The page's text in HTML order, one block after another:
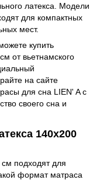
латекса. Модели
для компактных
мест.
купить
от вьетнамского
на сайте
для сна LIEN' A с
своего сна и
140х200
подходят для
формат матраса